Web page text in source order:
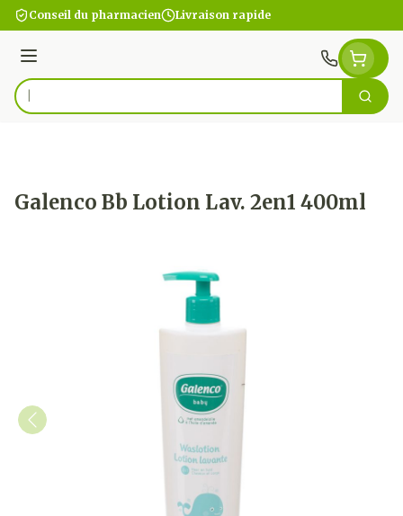
Aller au contenu
Conseil du pharmacien Livraison rapide
Menu
Rechercher
Galenco Bb Lotion Lav. 2en1 400ml